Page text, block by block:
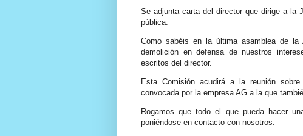
Se adjunta carta del director que dirige a la
pública.
Como sabéis en la última asamblea de
demolición en defensa de nuestros
escritos del director.
Esta Comisión acudirá a la reunión
convocada por la empresa AG a la que
Rogamos que todo el que pueda hacer
poniéndose en contacto con nosotros.